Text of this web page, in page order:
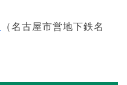
（名古屋市営地下鉄名